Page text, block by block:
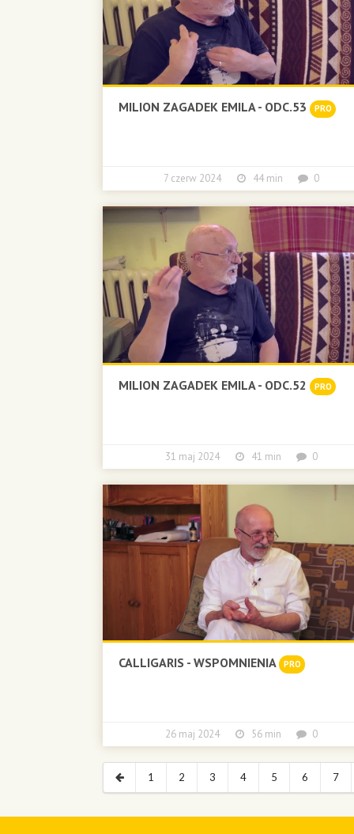
MILION ZAGADEK EMILA - ODC.53 PRO
7 czerw 2024 44 min 0
MILION ZAGADEK EMILA - ODC.52 PRO
31 maj 2024 41 min 0
CALLIGARIS - WSPOMNIENIA PRO
26 maj 2024 56 min 0
1 2 3 4 5 6 7